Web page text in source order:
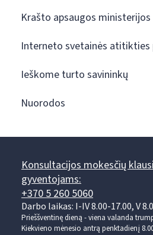
Krašto apsaugos
Interneto svetainės atitikties
Ieškome turto savininkų
Nuorodos
Konsultacijos mokesčių
gyventojams:
+370 5 260 5060
Darbo laikas: I-IV 8.00-17.00, V
Prieššventinę dieną - viena valanda
Kiekvieno mėnesio antrą penktadienį